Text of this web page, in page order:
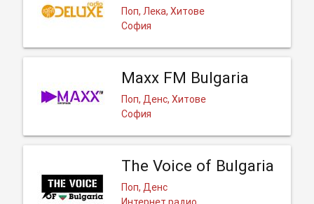
Поп, Лека, Хитове
София
Maxx FM Bulgaria
Поп, Денс, Хитове
София
The Voice of Bulgaria
Поп, Денс